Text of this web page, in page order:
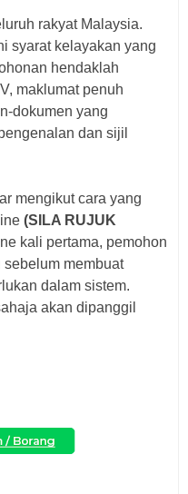
rakyat Malaysia.
syarat kelayakan yang
hendaklah
maklumat penuh
dokumen yang
dan sijil
mengikut cara yang
(SILA RUJUK
kali pertama, pemohon
membuat
dalam sistem.
akan dipanggil